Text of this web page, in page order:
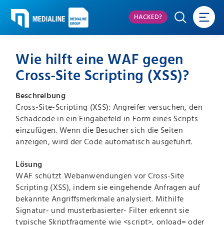
HACKED?
Wie hilft eine WAF gegen
Cross-Site Scripting (XSS)?
Beschreibung
Cross-Site-Scripting (XSS): Angreifer versuchen, den
Schadcode in ein Eingabefeld in Form eines Scripts
einzufügen. Wenn die Besucher sich die Seiten
anzeigen, wird der Code automatisch ausgeführt.
Lösung
WAF schützt Webanwendungen vor Cross-Site
Scripting (XSS), indem sie eingehende Anfragen auf
bekannte Angriffsmerkmale analysiert. Mithilfe
Signatur- und musterbasierter- Filter erkennt sie
typische Skriptfragmente wie <script>, onload= oder